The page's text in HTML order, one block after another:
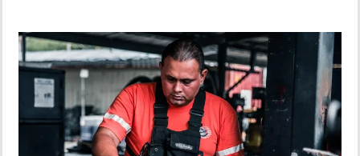
DEPORTES
MUNDO